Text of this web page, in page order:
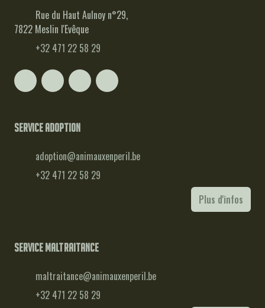
Rue du Haut Aulnoy n°29,
7822 Meslin l'Evêque
+32 471 22 58 29
Service adoption
adoption@animauxenperil.be
+32 471 22 58 29
Plus d'infos
Service maltraitance
maltraitance@animauxenperil.be
+32 471 22 58 29